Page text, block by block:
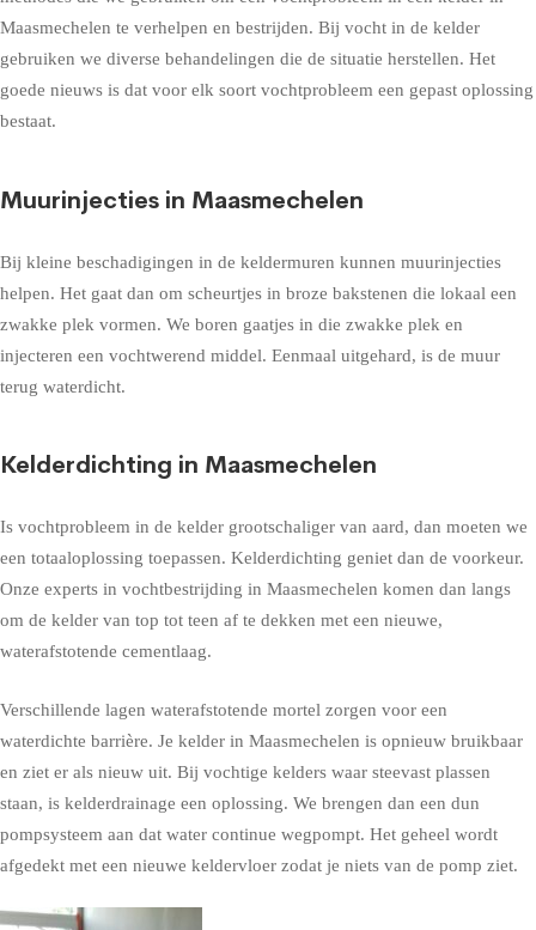
Maasmechelen te verhelpen en bestrijden. Bij vocht in de kelder
gebruiken we diverse behandelingen die de situatie herstellen. Het
goede nieuws is dat voor elk soort vochtprobleem een gepast oplossing
bestaat.
Muurinjecties in Maasmechelen
Bij kleine beschadigingen in de keldermuren kunnen muurinjecties
helpen. Het gaat dan om scheurtjes in broze bakstenen die lokaal een
zwakke plek vormen. We boren gaatjes in die zwakke plek en
injecteren een vochtwerend middel. Eenmaal uitgehard, is de muur
terug waterdicht.
Kelderdichting in Maasmechelen
Is vochtprobleem in de kelder grootschaliger van aard, dan moeten we
een totaaloplossing toepassen. Kelderdichting geniet dan de voorkeur.
Onze experts in vochtbestrijding in Maasmechelen komen dan langs
om de kelder van top tot teen af te dekken met een nieuwe,
waterafstotende cementlaag.
Verschillende lagen waterafstotende mortel zorgen voor een
waterdichte barrière. Je kelder in Maasmechelen is opnieuw bruikbaar
en ziet er als nieuw uit. Bij vochtige kelders waar steevast plassen
staan, is kelderdrainage een oplossing. We brengen dan een dun
pompsysteem aan dat water continue wegpompt. Het geheel wordt
afgedekt met een nieuwe keldervloer zodat je niets van de pomp ziet.